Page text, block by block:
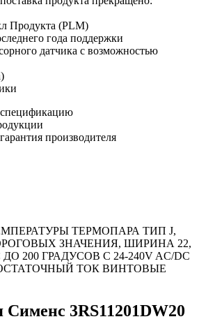
Продукта (PLM)
года поддержки
датчика с возможностью
спецификацию
производителя
ТЕРМОПАРА ТИП J,
ЗНАЧЕНИЯ, ШИРИНА 22,
200 ГРАДУСОВ C 24-240V AC/DC
ТОК ВИНТОВЫЕ
Сименс 3RS11201DW20